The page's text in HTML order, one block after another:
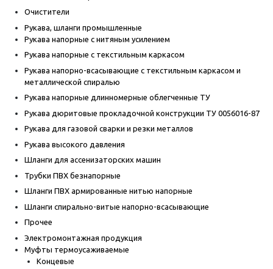
Очистители
Рукава, шланги промышленные
Рукава напорные с нитяным усилением
Рукава напорные с текстильным каркасом
Рукава напорно-всасывающие с текстильным каркасом и
металлической спиралью
Рукава напорные длинномерные облегченные ТУ
Рукава дюритовые прокладочной конструкции ТУ 0056016-87
Рукава для газовой сварки и резки металлов
Рукава высокого давления
Шланги для ассенизаторских машин
Трубки ПВХ безнапорные
Шланги ПВХ армированные нитью напорные
Шланги спирально-витые напорно-всасывающие
Прочее
Электромонтажная продукция
Муфты термоусаживаемые
Концевые